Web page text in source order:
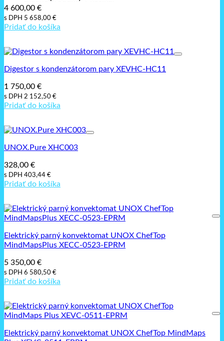
4 600,00 €
s DPH 5 658,00 €
Pridať do košíka
Digestor s kondenzátorom pary XEVHC-HC11
1 750,00 €
s DPH 2 152,50 €
Pridať do košíka
UNOX.Pure XHC003
328,00 €
s DPH 403,44 €
Pridať do košíka
Elektrický parný konvektomat UNOX ChefTop
MindMapsPlus XECC-0523-EPRM
5 350,00 €
s DPH 6 580,50 €
Pridať do košíka
Elektrický parný konvektomat UNOX ChefTop MindMaps